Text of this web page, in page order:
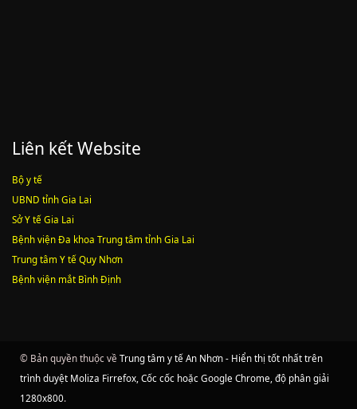
Liên kết Website
Bộ y tế
UBND tỉnh Gia Lai
Sở Y tế Gia Lai
Bệnh viện Đa khoa Trung tâm tỉnh Gia Lai
Trung tâm Y tế Quy Nhơn
Bệnh viện mắt Bình Định
© Bản quyền thuộc về Trung tâm y tế An Nhơn - Hiển thị tốt nhất trên
trình duyệt Moliza Firrefox, Cốc cốc hoặc Google Chrome, độ phân giải
1280x800.